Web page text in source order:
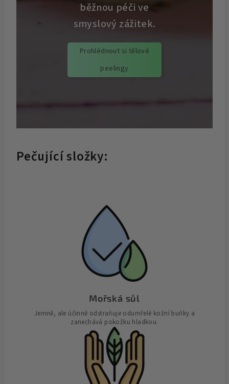
běžnou péči ve
smyslový zážitek.
Prohlédnout si tělové
peelingy
Pečující složky:
Mořská sůl
Jemně, ale účinně odstraňuje odumřelé kožní buňky a
zanechává pokožku hladkou.